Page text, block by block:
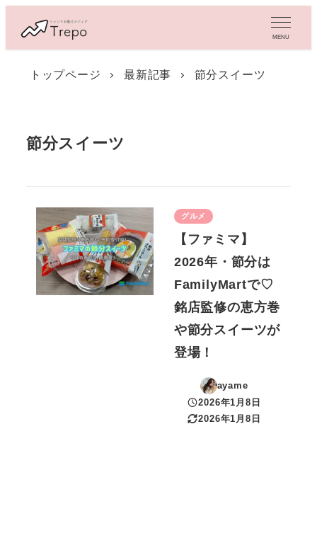
MENU
トップページ 最新記事 節分スイーツ
節分スイーツ
グルメ
【ファミマ】
2026年・節分は
FamilyMartで♡
銘店監修の恵方巻
や節分スイーツが
登場！
ayame
投稿日
2026年1月8日
更新日
2026年1月8日